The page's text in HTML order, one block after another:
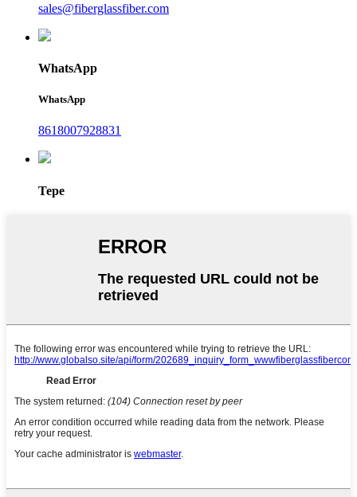
sales@fiberglassfiber.com
WhatsApp
WhatsApp
8618007928831
Tepe